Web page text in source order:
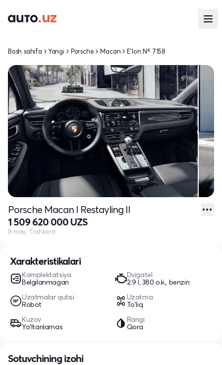
Xarakteristikalari
Komplektatsiya
Belgilanmagan
Dvigatel
2.9 l, 380 o.k., benzin
Uzatmalar qutisi
Robot
Uzatma
To'liq
Kuzov
Yo‘ltanlamas
Rangi
Qora
Bosh sahifa Yangi Porsche Macan E'lon № 7158
Porsche Macan I Restayling II
1 509 620 000 UZS
8 may, Toshkent
Sotuvchining izohi